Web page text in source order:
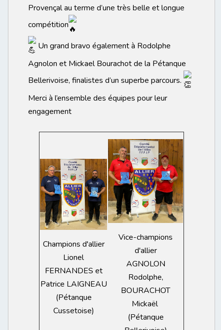
Provençal au terme d’une très belle et longue
compétition
Un grand bravo également à Rodolphe
Agnolon et Mickael Bourachot de la Pétanque
Bellerivoise, finalistes d’un superbe parcours.
Merci à l’ensemble des équipes pour leur
engagement
Champions d'allier
Lionel
FERNANDES et
Patrice LAIGNEAU
(Pétanque
Cussetoise)
Vice-champions
d'allier
AGNOLON
Rodolphe,
BOURACHOT
Mickaël
(Pétanque